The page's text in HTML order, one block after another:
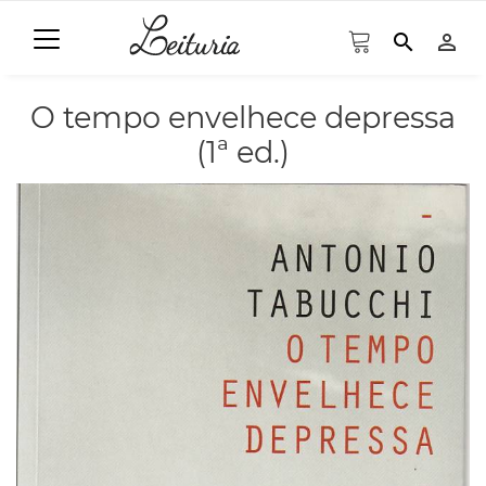
search person_outline
O tempo envelhece depressa
(1ª ed.)